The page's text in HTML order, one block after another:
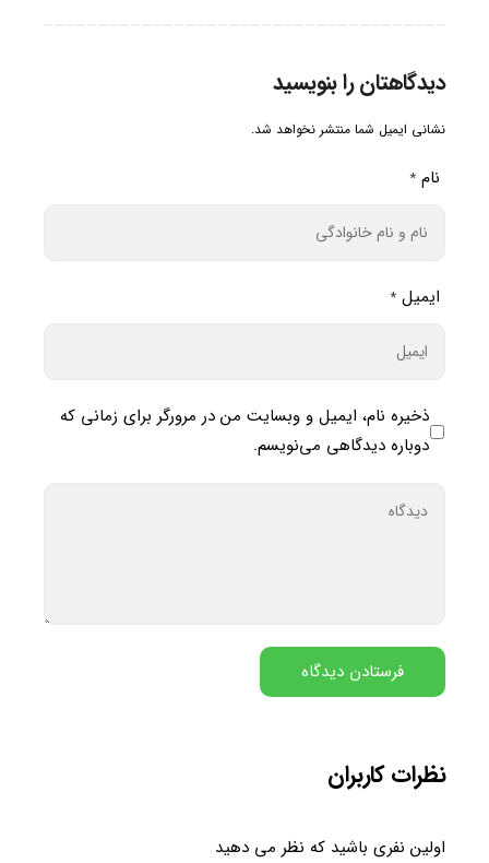
دیدگاهتان را بنویسید
نشانی ایمیل شما منتشر نخواهد شد.
نام *
ایمیل *
ذخیره نام، ایمیل و وبسایت من در مرورگر برای زمانی که
دوباره دیدگاهی می‌نویسم.
نظرات کاربران
اولین نفری باشید که نظر می دهید